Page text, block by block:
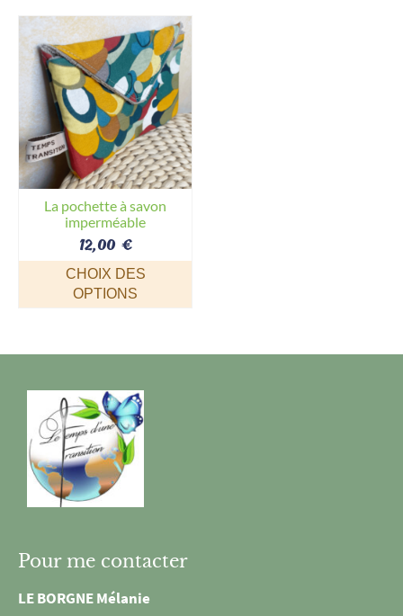
24,00 €
produit
a
plusieurs
variations.
Les
options
peuvent
être
choisies
sur
la
page
du
produit
La pochette à savon
imperméable
12,00 €
CHOIX DES
OPTIONS
a
variations.
Les
options
peuvent
être
choisies
page
du
produit
Pour me contacter
LE BORGNE Mélanie